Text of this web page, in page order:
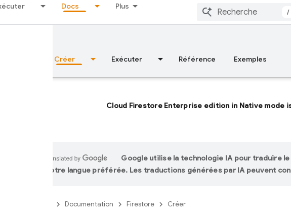
Docs Plus
/
Créer Exécuter Référence Exemples
Cloud Firestore Enterprise edition in Native mode
Google utilise la technologie IA pour traduire
votre langue préférée. Les traductions générées par IA peuvent
Documentation Firestore Créer